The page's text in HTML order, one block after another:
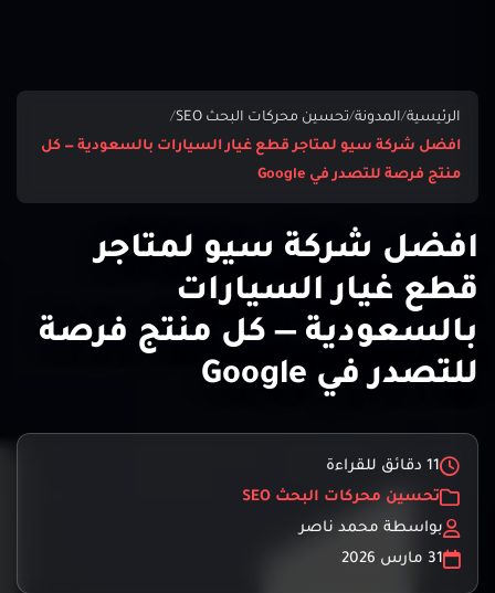
الرئيسية/المدونة/تحسين محركات البحث SEO
/
افضل شركة سيو لمتاجر قطع غيار السيارات بالسعودية — كل
منتج فرصة للتصدر في Google
افضل شركة سيو لمتاجر
قطع غيار السيارات
بالسعودية — كل منتج فرصة
للتصدر في Google
11 دقائق للقراءة
تحسين محركات البحث SEO
بواسطة محمد ناصر
31 مارس 2026